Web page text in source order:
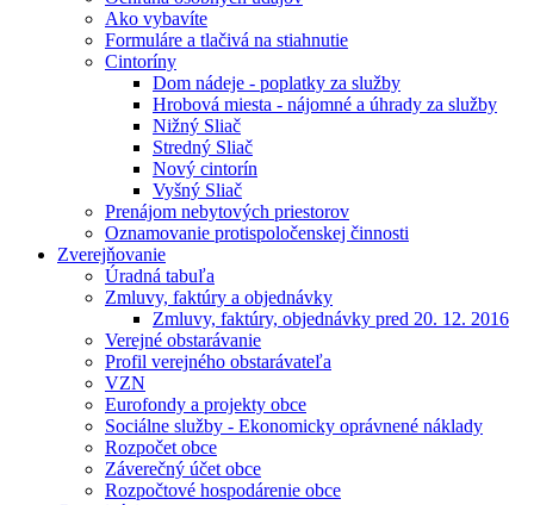
Ako vybavíte
Formuláre a tlačivá na stiahnutie
Cintoríny
Dom nádeje - poplatky za služby
Hrobová miesta - nájomné a úhrady za služby
Nižný Sliač
Stredný Sliač
Nový cintorín
Vyšný Sliač
Prenájom nebytových priestorov
Oznamovanie protispoločenskej činnosti
Zverejňovanie
Úradná tabuľa
Zmluvy, faktúry a objednávky
Zmluvy, faktúry, objednávky pred 20. 12. 2016
Verejné obstarávanie
Profil verejného obstarávateľa
VZN
Eurofondy a projekty obce
Sociálne služby - Ekonomicky oprávnené náklady
Rozpočet obce
Záverečný účet obce
Rozpočtové hospodárenie obce